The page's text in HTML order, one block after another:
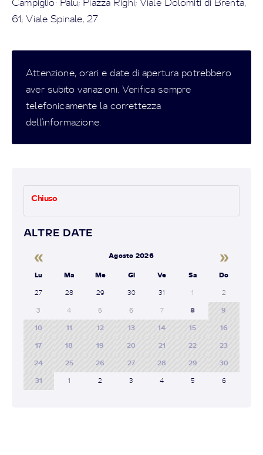
Campiglio: Palù; Piazza Righi; Viale Dolomiti di Brenta,
61; Viale Spinale, 27
Attenzione, orari e date di apertura potrebbero
aver subito variazioni. Verifica sempre
telefonicamente la correttezza
dell'informazione.
Chiuso
ALTRE DATE
« Agosto 2026 »
Lu Ma Me Gi Ve Sa Do
27 28 29 30 31 1 2
3 4 5 6 7 8 9
10 11 12 13 14 15 16
17 18 19 20 21 22 23
24 25 26 27 28 29 30
31 1 2 3 4 5 6